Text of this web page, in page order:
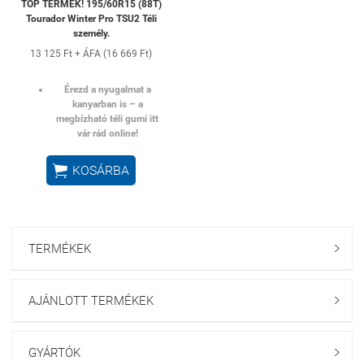
TOP TERMÉK! 195/60R15 (88T)
Tourador Winter Pro TSU2 Téli
személy.
13 125 Ft + ÁFA (16 669 Ft)
Érezd a nyugalmat a
kanyarban is – a
megbízható téli gumi itt
vár rád online!
 KOSÁRBA
TERMÉKEK 
AJÁNLOTT TERMÉKEK 
GYÁRTÓK 